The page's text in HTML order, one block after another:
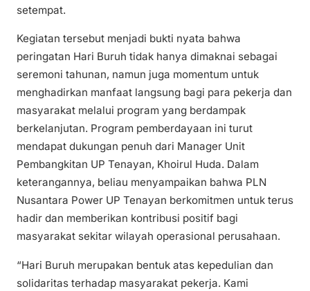
setempat.
Kegiatan tersebut menjadi bukti nyata bahwa
peringatan Hari Buruh tidak hanya dimaknai sebagai
seremoni tahunan, namun juga momentum untuk
menghadirkan manfaat langsung bagi para pekerja dan
masyarakat melalui program yang berdampak
berkelanjutan. Program pemberdayaan ini turut
mendapat dukungan penuh dari Manager Unit
Pembangkitan UP Tenayan, Khoirul Huda. Dalam
keterangannya, beliau menyampaikan bahwa PLN
Nusantara Power UP Tenayan berkomitmen untuk terus
hadir dan memberikan kontribusi positif bagi
masyarakat sekitar wilayah operasional perusahaan.
“Hari Buruh merupakan bentuk atas kepedulian dan
solidaritas terhadap masyarakat pekerja. Kami